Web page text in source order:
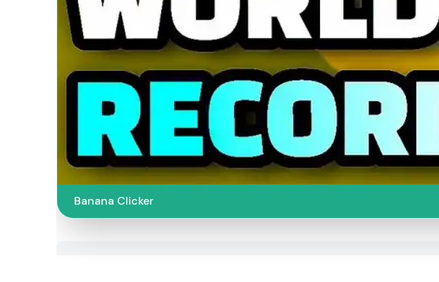
Banana Clicker